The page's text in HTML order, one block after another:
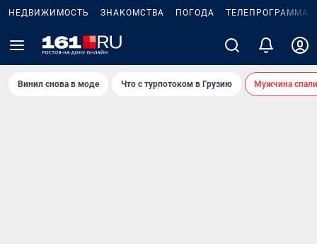
НЕДВИЖИМОСТЬ ЗНАКОМСТВА ПОГОДА ТЕЛЕПРОГРАММА
Винил снова в моде Что с турпотоком в Грузию Мужчина